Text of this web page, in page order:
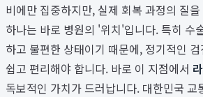
비에만 집중하지만, 실제 회복 과정의 질
하나는 바로 병원의 '위치'입니다. 특히 수
하고 불편한 상태이기 때문에, 정기적인
쉽고 편리해야 합니다. 바로 이 지점에서
독보적인 가치가 드러납니다. 대한민국 교